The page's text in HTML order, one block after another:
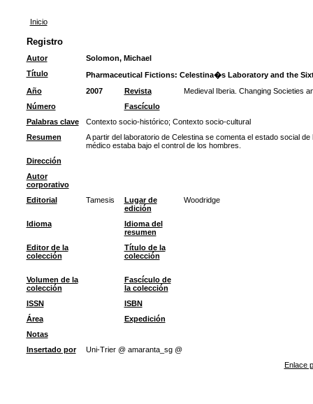
Inicio
Registro
Autor
Solomon, Michael
Título
Pharmaceutical Fictions: Celestina�s Laboratory and the
Año
2007 Revista
Medieval Iberia. Changing Societies
Número
Fascículo
Palabras clave
Contexto socio-histórico; Contexto socio-cultural
Resumen
A partir del laboratorio de Celestina se comenta el estado social
médico estaba bajo el control de los hombres.
Dirección
Autor
corporativo
Editorial
Tamesis
Lugar de
edición
Woodridge
Idioma
Idioma del
resumen
Editor de la
colección
Título de la
colección
Volumen de la
colección
Fascículo de
la colección
ISSN
ISBN
Área
Expedición
Notas
Insertado por
Uni-Trier @ amaranta_sg @
Enlace